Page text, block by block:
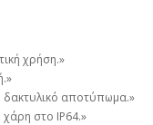
χρήση.»
δακτυλικό αποτύπωμα.»
στο IP64.»